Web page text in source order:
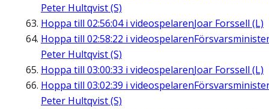
Peter Hultqvist (S)
Hoppa till 02:56:04i videospelarenJoar Forssell (L)
Hoppa till 02:58:22 i videospelaren
Peter Hultqvist (S)
Hoppa till 03:00:33 i videospelarenJoar Forssell (L)
Hoppa till 03:02:39 i videospelaren
Peter Hultqvist (S)